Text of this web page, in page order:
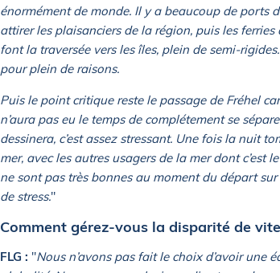
énormément de monde. Il y a beaucoup de ports
attirer les plaisanciers de la région, puis les
font la traversée vers les îles, plein de semi-
pour plein de raisons.
Puis le point critique reste le passage de Fréhel
n’aura pas eu le temps de complétement se
dessinera, c’est assez stressant. Une fois la nuit
mer, avec les autres usagers de la mer dont c’est
ne sont pas très bonnes au moment du départ
de stress."
Comment gérez-vous la disparité de
FLG : "Nous n’avons pas fait le choix d’avoir une